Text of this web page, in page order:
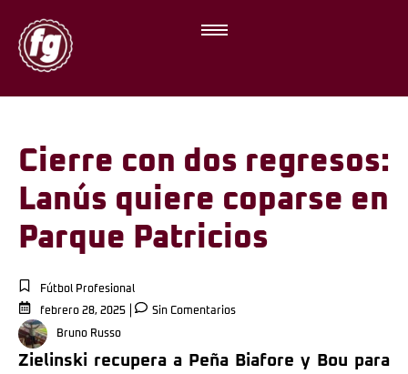
Cierre con dos regresos:
Lanús quiere coparse en
Parque Patricios
Fútbol Profesional
febrero 28, 2025
Sin Comentarios
Bruno Russo
Zielinski recupera a Peña Biafore y Bou para